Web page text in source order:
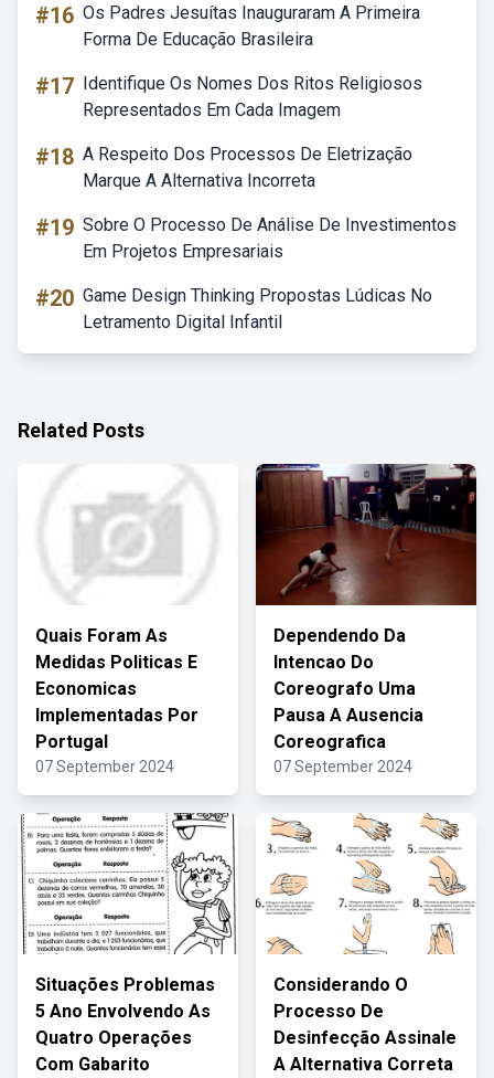
#16 Os Padres Jesuítas Inauguraram A Primeira
Forma De Educação Brasileira
#17 Identifique Os Nomes Dos Ritos Religiosos
Representados Em Cada Imagem
#18 A Respeito Dos Processos De Eletrização
Marque A Alternativa Incorreta
#19 Sobre O Processo De Análise De Investimentos
Em Projetos Empresariais
#20 Game Design Thinking Propostas Lúdicas No
Letramento Digital Infantil
Related Posts
Quais Foram As
Medidas Politicas E
Economicas
Implementadas Por
Portugal
07 September 2024
Dependendo Da
Intencao Do
Coreografo Uma
Pausa A Ausencia
Coreografica
07 September 2024
Situações Problemas
5 Ano Envolvendo As
Quatro Operações
Com Gabarito
Considerando O
Processo De
Desinfecção Assinale
A Alternativa Correta